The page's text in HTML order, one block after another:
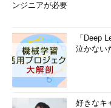
ンジニアが必要
「Deep
泣かない
好きなキ